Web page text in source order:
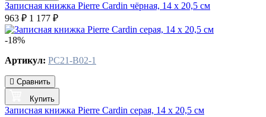
Записная книжка Pierre Cardin чёрная, 14 х 20,5 см
963 ₽ 1 177 ₽
-18%
Артикул: PC21-B02-1
Сравнить
Купить
Записная книжка Pierre Cardin серая, 14 х 20,5 см